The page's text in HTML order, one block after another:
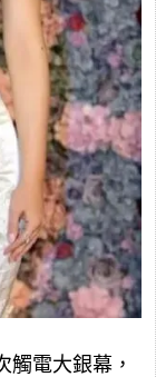
觸電大銀幕，